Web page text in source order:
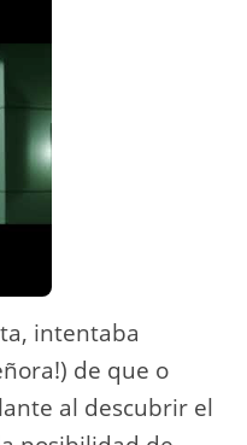
intentaba
de que o
al descubrir el